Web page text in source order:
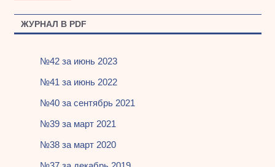
ЖУРНАЛ В PDF
№42 за июнь 2023
№41 за июнь 2022
№40 за сентябрь 2021
№39 за март 2021
№38 за март 2020